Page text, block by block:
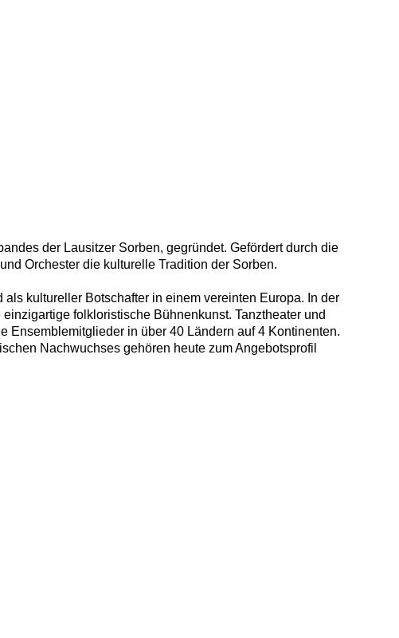
der Lausitzer Sorben, gegründet. Gefördert durch die
Orchester die kulturelle Tradition der Sorben.
kultureller Botschafter in einem vereinten Europa. In der
folkloristische Bühnenkunst. Tanztheater und
Ensemblemitglieder in über 40 Ländern auf 4 Kontinenten.
Nachwuchses gehören heute zum Angebotsprofil